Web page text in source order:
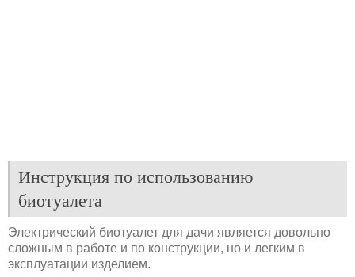
Инструкция по использованию
биотуалета
Электрический биотуалет для дачи является довольно
сложным в работе и по конструкции, но и легким в
эксплуатации изделием.